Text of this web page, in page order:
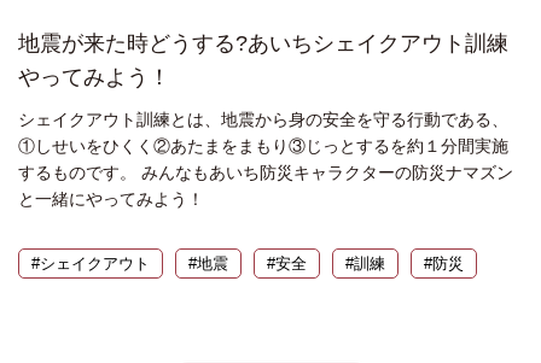
地震が来た時どうする?あいちシェイクアウト訓練
やってみよう！
シェイクアウト訓練とは、地震から身の安全を守る行動である、
①しせいをひくく②あたまをまもり③じっとするを約１分間実施
するものです。 みんなもあいち防災キャラクターの防災ナマズン
と一緒にやってみよう！
#シェイクアウト #地震 #安全 #訓練 #防災